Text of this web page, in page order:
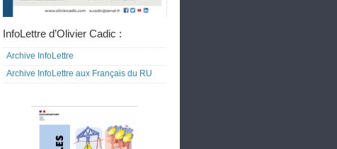
InfoLettre d’Olivier Cadic :
Archive InfoLettre
Archive InfoLettre aux Français du RU